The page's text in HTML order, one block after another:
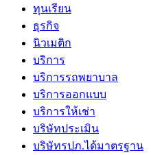
ทุนเรียน
ธุรกิจ
นิวเมติก
บริการ
บริการรถพยาบาล
บริการออกแบบ
บริการให้เช่า
บริษัทประเมิน
บริษัทรปภ.ได้มาตรฐาน